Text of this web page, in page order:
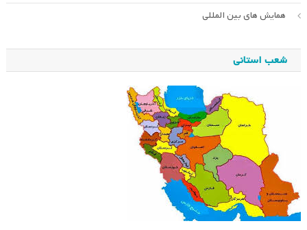
همایش های بین المللی
شعب استانی